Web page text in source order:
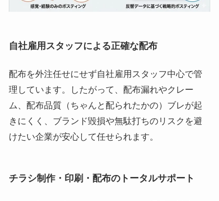
自社雇用スタッフによる正確な配布
配布を外注任せにせず自社雇用スタッフ中心で管
理しています。したがって、配布漏れやクレー
ム、配布品質（ちゃんと配られたかの）ブレが起
きにくく、ブランド毀損や無駄打ちのリスクを避
けたい企業が安心して任せられます。
チラシ制作・印刷・配布のトータルサポート